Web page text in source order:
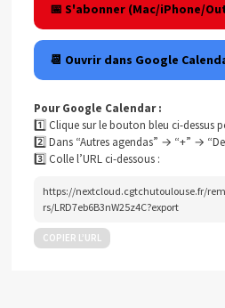
📅 S'abonner (Mac/iPhone/
📆 Ouvrir dans Google
Pour Google Calendar :
1️⃣ Clique sur le bouton bleu ci-dessus
2️⃣ Dans “Autres agendas” → “+” →
3️⃣ Colle l’URL ci-dessous :
https://nextcloud.cgtchutoulouse.fr/
rs/LRD7eb6B3nW25z4C?export
COPIER L’URL